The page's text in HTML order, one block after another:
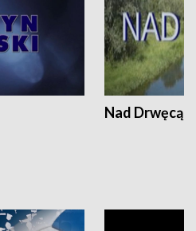
Nad Drwęcą